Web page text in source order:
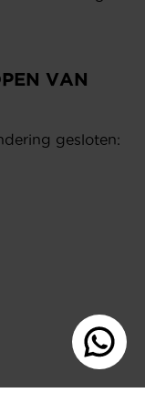
VAN
gesloten: